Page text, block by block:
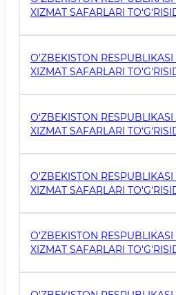
XIZMAT SAFARLARI
O'ZBEKISTON
XIZMAT SAFARLARI
O‘ZBEKISTON
XIZMAT SAFARLARI
O'ZBEKISTON
XIZMAT SAFARLARI
O'ZBEKISTON
XIZMAT SAFARLARI